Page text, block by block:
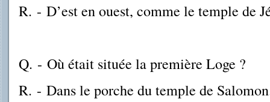
R. - D’est en ouest, comme le temple de
Q. - Où était située la première Loge ?
R. - Dans le porche du temple de